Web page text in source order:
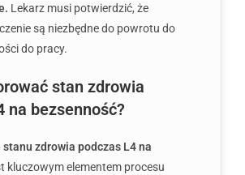
Lekarz musi potwierdzić, że
są niezbędne do powrotu do
do pracy.
stan zdrowia
na bezsenność?
zdrowia podczas L4 na
kluczowym elementem procesu